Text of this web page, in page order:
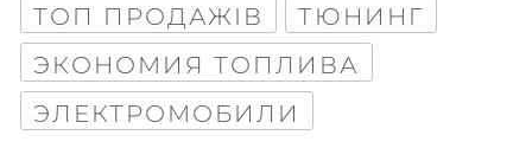
ТОП ПРОДАЖІВ
ТЮНИНГ
ЭКОНОМИЯ ТОПЛИВА
ЭЛЕКТРОМОБИЛИ